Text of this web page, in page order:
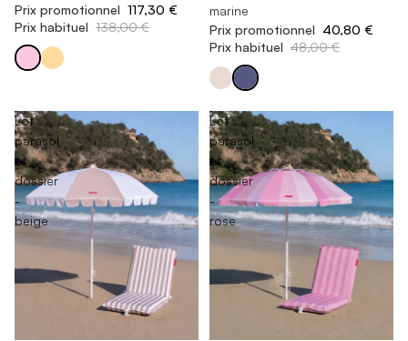
Prix promotionnel 117,30 €
Prix habituel 138,00 €
marine
Prix promotionnel 40,80 €
Prix habituel 48,00 €
Lot
parasol
et
dossier
-
beige
Lot
parasol
et
dossier
-
rose